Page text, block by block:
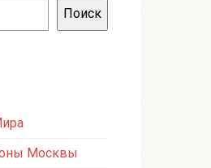
Поиск
Москвы